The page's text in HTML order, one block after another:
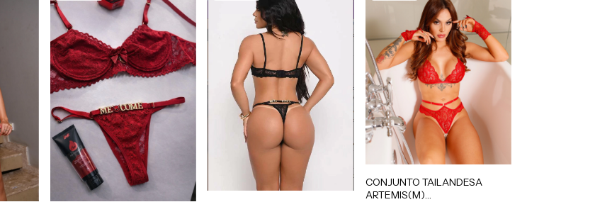
CONJUNTO TAILANDESA
ARTEMIS(M)